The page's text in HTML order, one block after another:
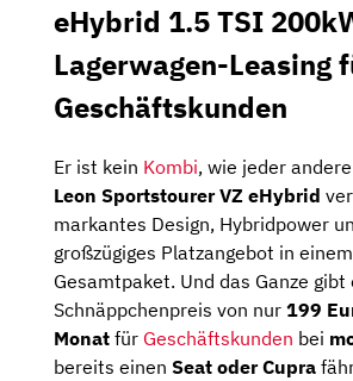
eHybrid 1.5 TSI
Lagerwagen-Leasing
Geschäftskunden
Er ist kein Kombi, wie jeder
Leon Sportstourer VZ eHybrid
markantes Design, Hybridpower
großzügiges Platzangebot in
Gesamtpaket. Und das Ganze gibt
Schnäppchenpreis von nur 199
Monat für Geschäftskunden bei
bereits einen Seat oder Cupra